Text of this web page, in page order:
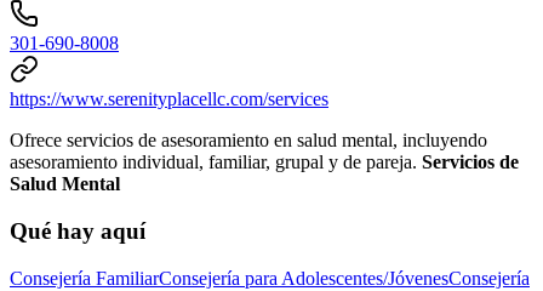
301-690-8008
https://www.serenityplacellc.com/services
Ofrece servicios de asesoramiento en salud mental, incluyendo
asesoramiento individual, familiar, grupal y de pareja. Servicios de
Salud Mental
Qué hay aquí
Consejería FamiliarConsejería para Adolescentes/JóvenesConsejería